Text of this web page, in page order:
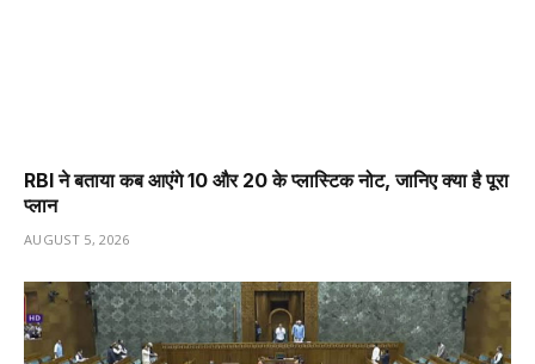
RBI ने बताया कब आएंगे ₹10 और ₹20 के प्लास्टिक नोट, जानिए क्या है पूरा
प्लान
AUGUST 5, 2026